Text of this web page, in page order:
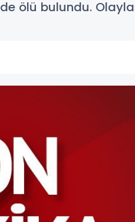
ölü bulundu.